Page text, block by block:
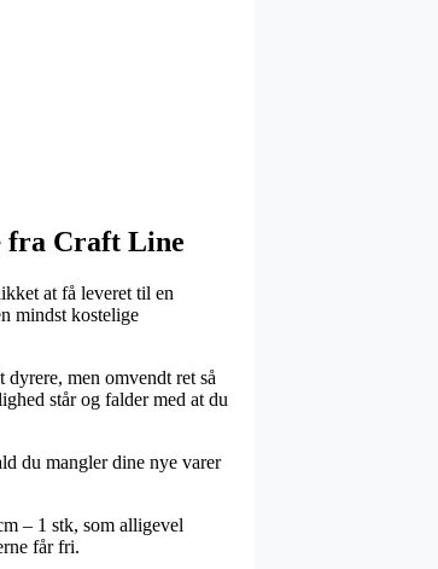
fra Craft Line
at få leveret til en
mindst kostelige
men omvendt ret så
står og falder med at du
du mangler dine nye varer
– 1 stk, som alligevel
får fri.